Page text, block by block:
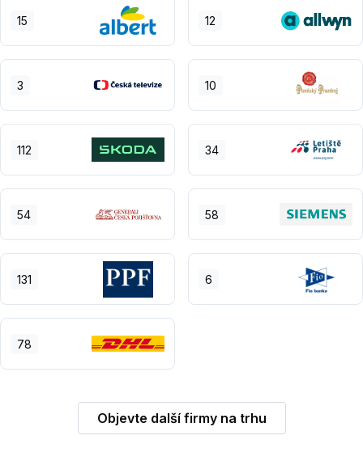
15 12
3 10
112 34
54 58
131 6
78
Objevte další firmy na trhu